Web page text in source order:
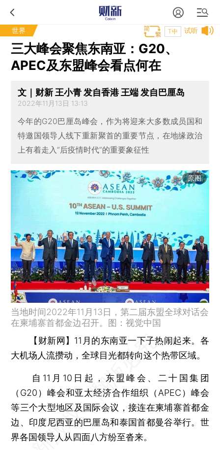
世界 试听
T中
三大峰会聚焦东南亚：G20、
APEC及东盟峰会看点何在
文｜财新 王小青 发自香港 王端 发自巴厘岛
2022年11月13日 13:13
今年的G20巴厘岛峰会，作为将迎来大多数成员国和
特邀国领导人线下重新聚首的重要节点，在地缘政治
上有着走入“后疫情时代”的重要象征性
原图
当地时间2022年11月13日，第二届东盟全球对话会
在柬埔寨首都金边召开。图：视觉中国
【财新网】 11月的东南亚一下子热闹起来。各
大机场人流攒动，全球目光都转向这个热带区域。
自11月10日起，东盟峰会、二十国集团
（G20）峰会和亚太经济合作组织（APEC）峰会
等三个大型地区及国际会议，接连在柬埔寨首都金
边、印度尼西亚的巴厘岛和泰国首都曼谷举行。世
界各国领导人从四面八方纷至沓来。